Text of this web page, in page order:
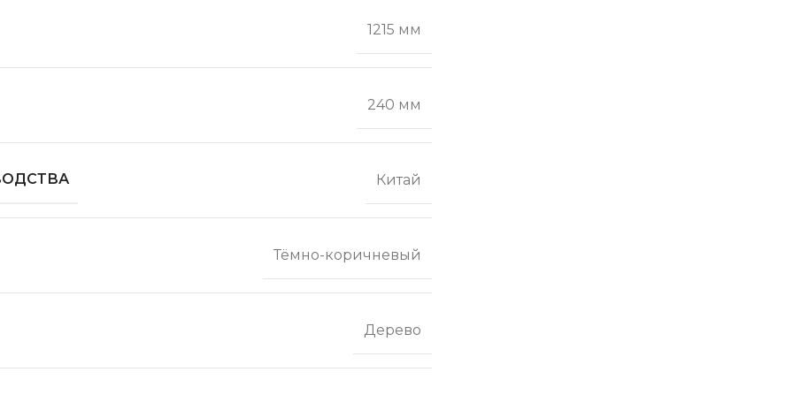
1215 мм
240 мм
Китай
Тёмно-коричневый
Дерево